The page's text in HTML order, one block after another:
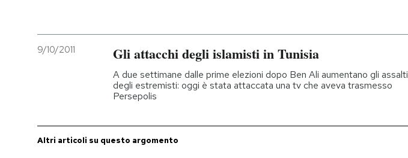
CALENDARIO
9/10/2011 Gli attacchi degli islamisti in Tunisia
A due settimane dalle prime elezioni dopo Ben Ali aumentano gli assalti
degli estremisti: oggi è stata attaccata una tv che aveva trasmesso
Persepolis
Altri articoli su questo argomento